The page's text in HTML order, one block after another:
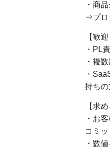
・商
⇒プロ
【歓
・PL
・複
・
持ちの
【求
・お
コミ
・数